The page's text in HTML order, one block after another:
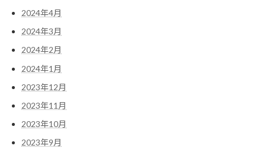
2024年4月
2024年3月
2024年2月
2024年1月
2023年12月
2023年11月
2023年10月
2023年9月